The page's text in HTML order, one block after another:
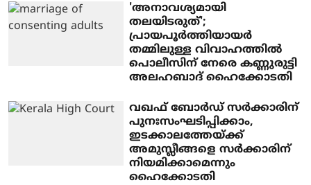
'അനാവശ്യമായി
തലയിടരുത്';
പ്രായപൂര്‍ത്തിയായര്‍
തമ്മിലുള്ള വിവാഹത്തില്‍
പൊലീസിന് നേരെ കണ്ണുരുട്ടി
അലഹബാദ് ഹൈക്കോടതി
വഖഫ് ബോര്‍ഡ് സര്‍ക്കാരിന്
പുനഃസംഘടിപ്പിക്കാം,
ഇടക്കാലത്തേയ്ക്ക്
അമുസ്ലീങ്ങളെ സര്‍ക്കാരിന്
നിയമിക്കാമെന്നും
ഹൈക്കോടതി